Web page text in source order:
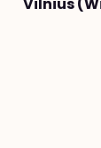
Vilnius